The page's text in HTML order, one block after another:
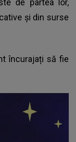
de partea lor,
și din surse
încurajați să fie